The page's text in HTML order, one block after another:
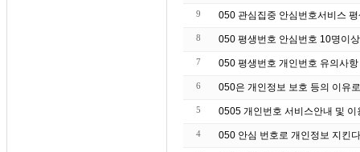
9 050 관심집중 안심번호서비스
8 050 평생번호 안심번호 10명이
7 050 평생번호 개인번호 유의사항
6 050은 개인정보 보호 등의 이유
5 0505 개인번호 서비스안내 및 이
4 050 안심 번호로 개인정보 지킨다